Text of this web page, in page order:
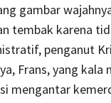
gambar
tembak karena
penganut
Frans, yang kala
mengantar